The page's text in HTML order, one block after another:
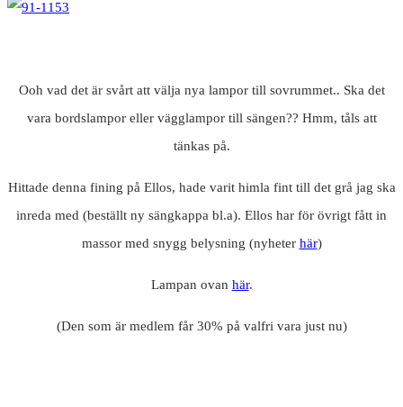
Ooh vad det är svårt att välja nya lampor till sovrummet.. Ska det
vara bordslampor eller vägglampor till sängen?? Hmm, tåls att
tänkas på.
Hittade denna fining på Ellos, hade varit himla fint till det grå jag ska
inreda med (beställt ny sängkappa bl.a). Ellos har för övrigt fått in
massor med snygg belysning (nyheter här)
Lampan ovan här.
(Den som är medlem får 30% på valfri vara just nu)